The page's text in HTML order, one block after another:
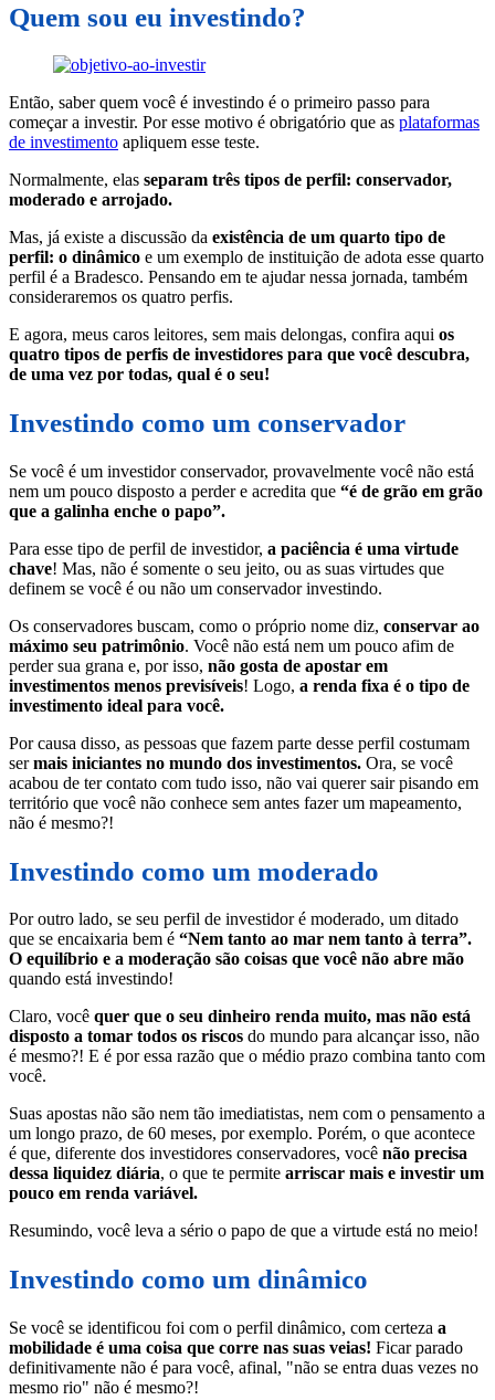
Quem sou eu investindo?
Então, saber quem você é investindo é o primeiro passo para
começar a investir. Por esse motivo é obrigatório que as plataformas
de investimento apliquem esse teste.
Normalmente, elas separam três tipos de perfil: conservador,
moderado e arrojado.
Mas, já existe a discussão da existência de um quarto tipo de
perfil: o dinâmico e um exemplo de instituição de adota esse quarto
perfil é a Bradesco. Pensando em te ajudar nessa jornada, também
consideraremos os quatro perfis.
E agora, meus caros leitores, sem mais delongas, confira aqui os
quatro tipos de perfis de investidores para que você descubra,
de uma vez por todas, qual é o seu!
Investindo como um conservador
Se você é um investidor conservador, provavelmente você não está
nem um pouco disposto a perder e acredita que “é de grão em grão
que a galinha enche o papo”.
Para esse tipo de perfil de investidor, a paciência é uma virtude
chave! Mas, não é somente o seu jeito, ou as suas virtudes que
definem se você é ou não um conservador investindo.
Os conservadores buscam, como o próprio nome diz, conservar ao
máximo seu patrimônio. Você não está nem um pouco afim de
perder sua grana e, por isso, não gosta de apostar em
investimentos menos previsíveis! Logo, a renda fixa é o tipo de
investimento ideal para você.
Por causa disso, as pessoas que fazem parte desse perfil costumam
sermais iniciantes no mundo dos investimentos. Ora, se você
acabou de ter contato com tudo isso, não vai querer sair pisando em
território que você não conhece sem antes fazer um mapeamento,
não é mesmo?!
Investindo como um moderado
Por outro lado, se seu perfil de investidor é moderado, um ditado
que se encaixaria bem é “Nem tanto ao mar nem tanto à terra”.
O equilíbrio e a moderação são coisas que você não abre mão
quando está investindo!
Claro, você quer que o seu dinheiro renda muito, mas não está
disposto a tomar todos os riscos do mundo para alcançar isso, não
é mesmo?! E é por essa razão que o médio prazo combina tanto com
você.
Suas apostas não são nem tão imediatistas, nem com o pensamento a
um longo prazo, de 60 meses, por exemplo. Porém, o que acontece
é que, diferente dos investidores conservadores, você não precisa
dessa liquidez diária, o que te permite arriscar mais e investir um
pouco em renda variável.
Resumindo, você leva a sério o papo de que a virtude está no meio!
Investindo como um dinâmico
Se você se identificou foi com o perfil dinâmico, com certeza a
mobilidade é uma coisa que corre nas suas veias! Ficar parado
definitivamente não é para você, afinal, "não se entra duas vezes no
mesmo rio" não é mesmo?!